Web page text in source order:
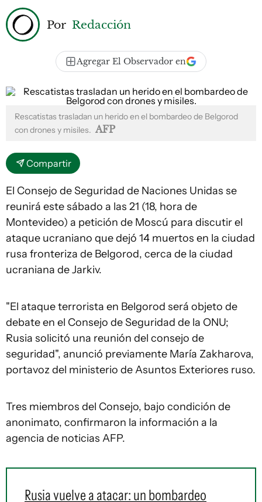
Por Redacción
Agregar El Observador en
Rescatistas trasladan un herido en el bombardeo de Belgorod
con drones y misiles. AFP
Compartir
El Consejo de Seguridad de Naciones Unidas se
reunirá este sábado a las 21 (18, hora de
Montevideo) a petición de Moscú para discutir el
ataque ucraniano que dejó 14 muertos en la ciudad
rusa fronteriza de Belgorod, cerca de la ciudad
ucraniana de Jarkiv.
"El ataque terrorista en Belgorod será objeto de
debate en el Consejo de Seguridad de la ONU;
Rusia solicitó una reunión del consejo de
seguridad", anunció previamente María Zakharova,
portavoz del ministerio de Asuntos Exteriores ruso.
Tres miembros del Consejo, bajo condición de
anonimato, confirmaron la información a la
agencia de noticias AFP.
Rusia vuelve a atacar: un bombardeo